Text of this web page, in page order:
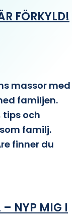
FÖRKYLD!
massor med
familjen.
och
familj.
finner du
– NYP MIG I